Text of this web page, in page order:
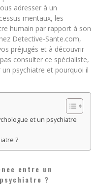
adresser à un
mentaux, les
humain par rapport à son
Detective-Sante.com,
préjugés et à découvrir
consulter ce spécialiste,
psychiatre et pourquoi il
et un psychiatre
?
entre un
?